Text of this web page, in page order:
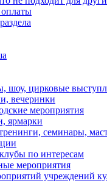
шоу, цирковые
вечеринки
мероприятия
ярмарки
семинары,
по интересам
мероприятия
учреждений